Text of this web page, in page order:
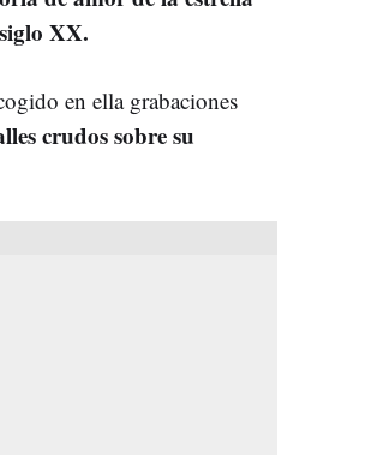
XX.
en ella grabaciones
crudos sobre su